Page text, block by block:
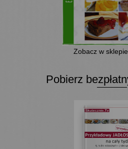
Zobacz w
Pobierz